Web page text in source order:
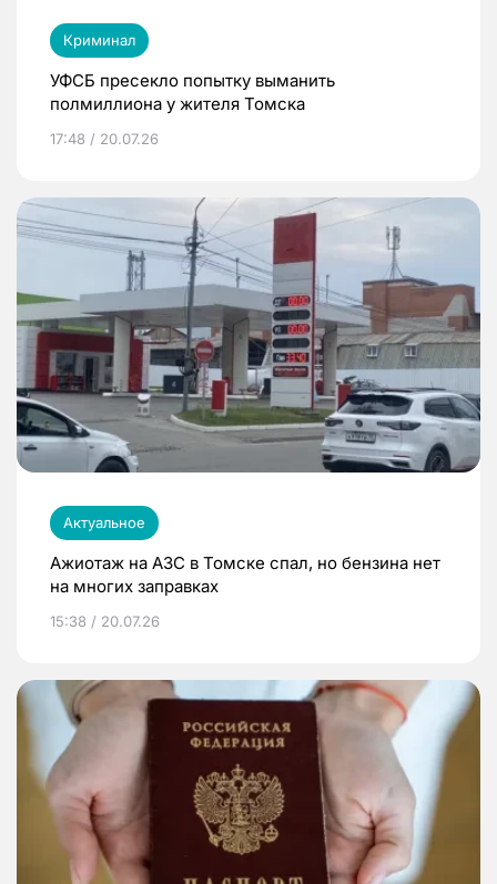
Криминал
УФСБ пресекло попытку выманить
полмиллиона у жителя Томска
17:48 / 20.07.26
Актуальное
Ажиотаж на АЗС в Томске спал, но бензина нет
на многих заправках
15:38 / 20.07.26